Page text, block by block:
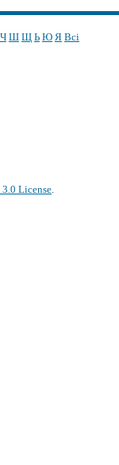
Ч Ш Щ Ь Ю Я Всі
License.